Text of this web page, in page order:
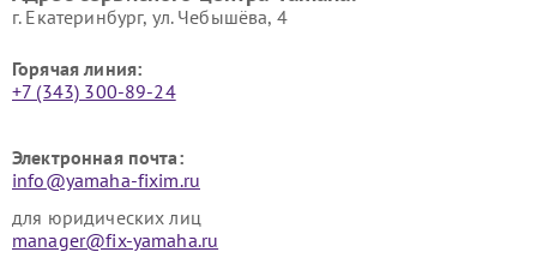
г. Екатеринбург, ул. Чебышёва, 4
Горячая линия:
+7 (343) 300-89-24
Электронная почта:
info@yamaha-fixim.ru
для юридических лиц
manager@fix-yamaha.ru